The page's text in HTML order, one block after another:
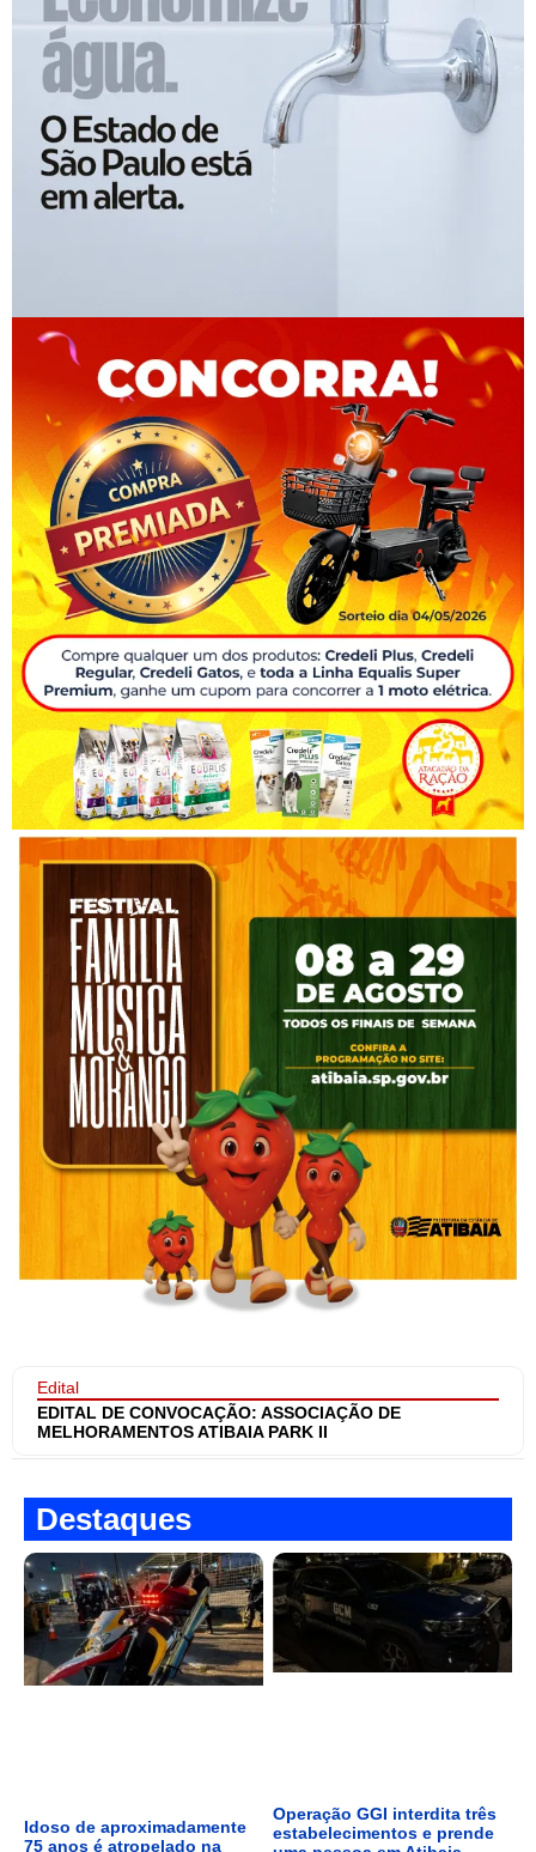
Edital
EDITAL DE CONVOCAÇÃO: ASSOCIAÇÃO DE
MELHORAMENTOS ATIBAIA PARK II
Destaques
Idoso de aproximadamente
75 anos é atropelado na
Operação GGI interdita três
estabelecimentos e prende